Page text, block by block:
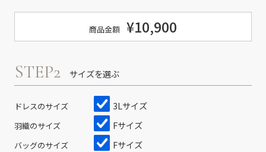
商品金額 ¥10,900
STEP2 サイズを選ぶ
ドレスのサイズ 3Lサイズ
羽織のサイズ Fサイズ
バッグのサイズ Fサイズ